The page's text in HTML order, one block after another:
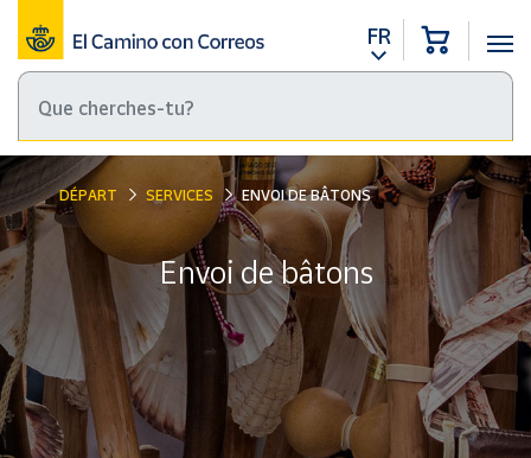
FR
DÉPART SERVICES ENVOI DE BÂTONS
Envoi de bâtons